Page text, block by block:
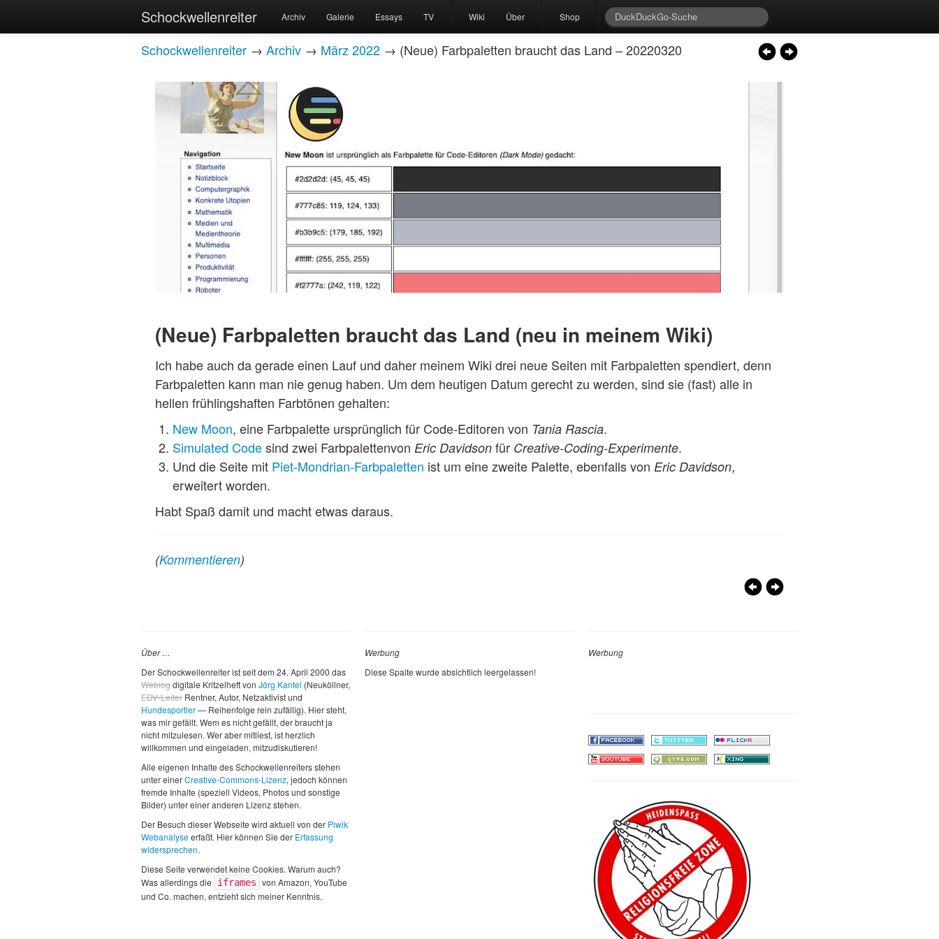
Schockwellenreiter Archiv Galerie Essays TV Wiki Über Shop
Schockwellenreiter → Archiv → März 2022 → (Neue) Farbpaletten braucht das Land – 20220320
(Neue) Farbpaletten braucht das Land (neu in meinem Wiki)
Ich habe auch da gerade einen Lauf und daher meinem Wiki drei neue Seiten mit Farbpaletten spendiert, denn
Farbpaletten kann man nie genug haben. Um dem heutigen Datum gerecht zu werden, sind sie (fast) alle in
hellen frühlingshaften Farbtönen gehalten:
New Moon, eine Farbpalette ursprünglich für Code-Editoren von Tania Rascia.
Simulated Codesind zwei Farbpalettenvon Eric Davidson für Creative-Coding-Experimente.
Und die Seite mit Piet-Mondrian-Farbpaletten ist um eine zweite Palette, ebenfalls von Eric Davidson,
erweitert worden.
Habt Spaß damit und macht etwas daraus.
(Kommentieren)
Über …
Der Schockwellenreiter ist seit dem 24. April 2000 das
Weblogdigitale Kritzelheft von Jörg Kantel (Neuköllner,
EDV-Leiter Rentner, Autor, Netzaktivist und
Hundesportler— Reihenfolge rein zufällig). Hier steht,
was mir gefällt. Wem es nicht gefällt, der braucht ja
nicht mitzulesen. Wer aber mitliest, ist herzlich
willkommen und eingeladen, mitzudiskutieren!
Alle eigenen Inhalte des Schockwellenreiters stehen
unter einerCreative-Commons-Lizenz, jedoch können
fremde Inhalte (speziell Videos, Photos und sonstige
Bilder) unter einer anderen Lizenz stehen.
Der Besuch dieser Webseite wird aktuell von der Piwik
Webanalyseerfaßt. Hier können Sie der Erfassung
widersprechen.
Diese Seite verwendet keine Cookies. Warum auch?
Was allerdings die
iframes von Amazon, YouTube
und Co. machen, entzieht sich meiner Kenntnis.
Werbung
Diese Spalte wurde absichtlich leergelassen!
Werbung